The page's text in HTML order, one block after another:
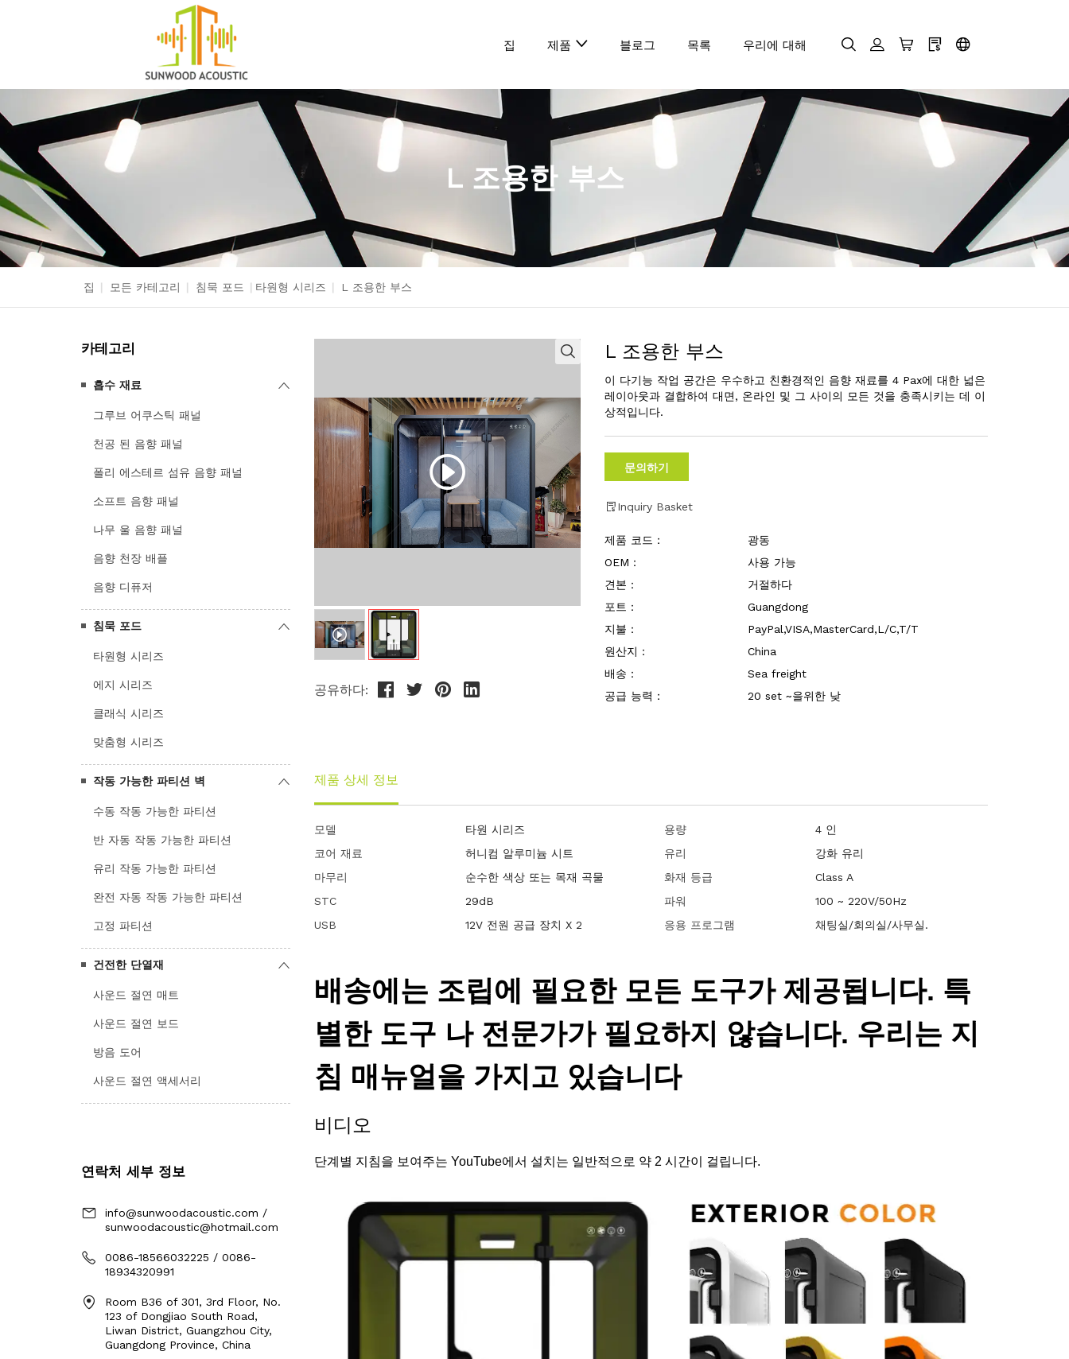
집 제품 블로그 목록 우리에 대해
L 조용한 부스
집 모든 카테고리 침묵 포드 타원형 시리즈 L 조용한 부스
카테고리
흡수 재료
그루브 어쿠스틱 패널
천공 된 음향 패널
폴리 에스테르 섬유 음향 패널
소프트 음향 패널
나무 울 음향 패널
음향 천장 배플
음향 디퓨저
침묵 포드
타원형 시리즈
에지 시리즈
클래식 시리즈
맞춤형 시리즈
작동 가능한 파티션 벽
수동 작동 가능한 파티션
반 자동 작동 가능한 파티션
유리 작동 가능한 파티션
완전 자동 작동 가능한 파티션
고정 파티션
건전한 단열재
사운드 절연 매트
사운드 절연 보드
방음 도어
사운드 절연 액세서리
연락처 세부 정보
info@sunwoodacoustic.com /
sunwoodacoustic@hotmail.com
0086-18566032225 / 0086-
18934320991
Room B36 of 301, 3rd Floor, No.
123 of Dongjiao South Road,
Liwan District, Guangzhou City,
Guangdong Province, China
공유하다:
L 조용한 부스
이 다기능 작업 공간은 우수하고 친환경적인 음향 재료를 4 Pax에 대한 넓은
레이아웃과 결합하여 대면, 온라인 및 그 사이의 모든 것을 충족시키는 데 이
상적입니다.
문의하기
Inquiry Basket
제품 코드：
광동
OEM：
사용 가능
견본：
거절하다
포트：
Guangdong
지불：
PayPal,VISA,MasterCard,L/C,T/T
원산지：
China
배송：
Sea freight
공급 능력：
20 set ~을위한 낮
제품 상세 정보
모델 타원 시리즈 용량
4 인
코어 재료
허니컴 알루미늄 시트 유리
강화 유리
마무리
순수한 색상 또는 목재 곡물 화재 등급
Class A
STC
29dB 파워
100 ~ 220V/50Hz
USB
12V 전원 공급 장치 X 2 응용 프로그램 채팅실/회의실/사무실.